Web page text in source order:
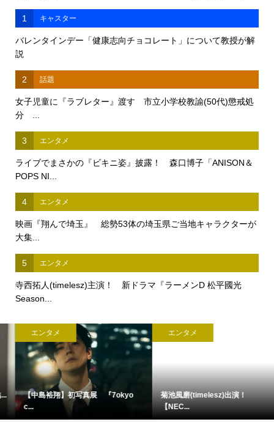
1 キャスター
バレンタインデー「健康志向チョコレート」について教授が解
説
2 話題
女子児童に『ラブレター』渡す 市立小学校教諭(50代)懲戒処
分 ...
3 エンタメ
ライブでまさかの『ビキニ姿』披露！ 森口博子「ANISON＆
POPS NI...
4 エンタメ
映画『翔んで埼玉』 総勢53体の埼玉県ご当地キャラクターが
大集...
5 エンタメ
寺西拓人(timelesz)主演！ 新ドラマ『ラーメンD 松平國光
Season...
エンタメ
菊池風磨(timelesz)出演！
【NEC...
エンタメ
髙橋海人(King & Prince)来場...